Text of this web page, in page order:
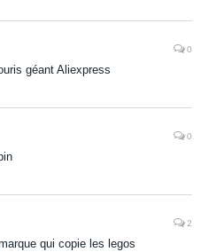
0
géant Aliexpress
0
2
qui copie les legos